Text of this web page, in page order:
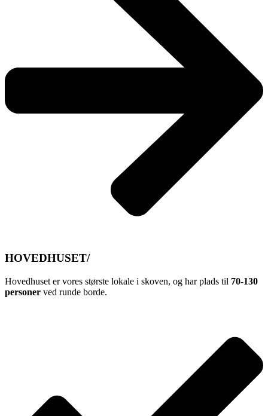
HOVEDHUSET/
Hovedhuset er vores største lokale i skoven, og har plads til 70-130
personer ved runde borde.